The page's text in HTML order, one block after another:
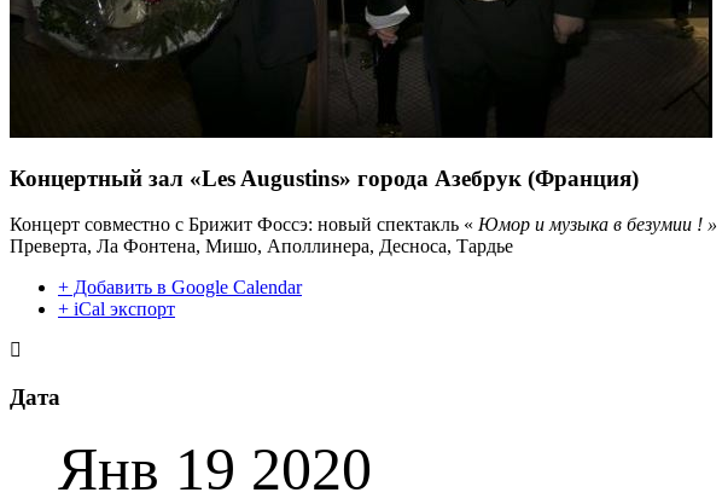
Концертный зал «Les Augustins» города Азебрук (Франция)
Концерт совместно с Брижит Фоссэ: новый спектакль « Юмор и музыка в безумии ! »
Преверта, Ла Фонтена, Мишо, Аполлинера, Десноса, Тардье
+ Добавить в Google Calendar
+ iCal экспорт
Дата
Янв 19 2020